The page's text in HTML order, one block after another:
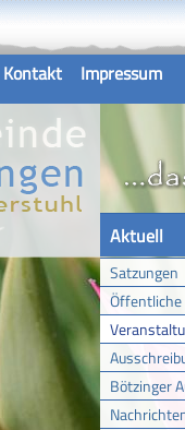
Kontakt Impressum
Aktuell
Satzungen
Bötzinger